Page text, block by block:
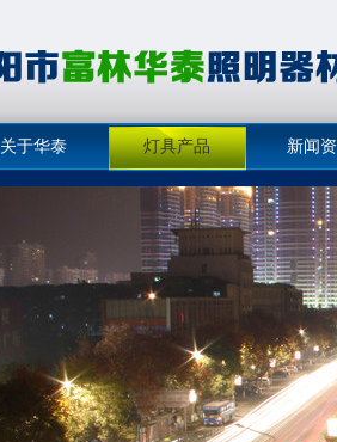
关于华泰 灯具产品 新闻